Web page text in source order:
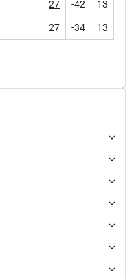
27 -42 13
27 -34 13